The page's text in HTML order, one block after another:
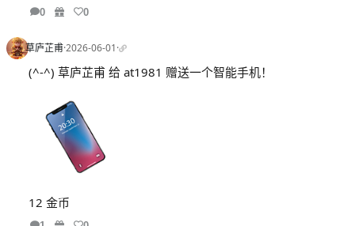
0 0
草庐芷甫·2026-06-01·
(^-^) 草庐芷甫 给 at1981 赠送一个智能手机！
12 金币